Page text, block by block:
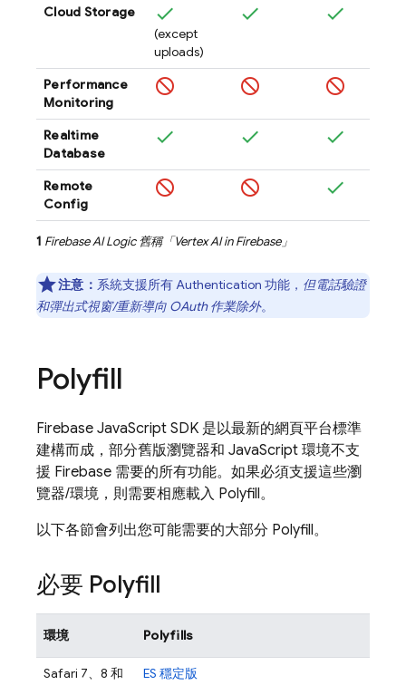
Cloud Storage
(except
uploads)
Performance
Monitoring
Realtime
Database
Remote
Config
1 Firebase AI Logic舊稱「Vertex AI in Firebase」
注意： 系統支援所有Authentication 功能， 但電話驗證
和彈出式視窗/重新導向 OAuth 作業除外。
Polyfill
Firebase JavaScript SDK 是以最新的網頁平台標準
建構而成，部分舊版瀏覽器和 JavaScript 環境不支
援 Firebase 需要的所有功能。如果必須支援這些瀏
覽器/環境，則需要相應載入 Polyfill。
以下各節會列出您可能需要的大部分 Polyfill。
必要 Polyfill
環境 Polyfills
Safari 7、8 和
ES 穩定版